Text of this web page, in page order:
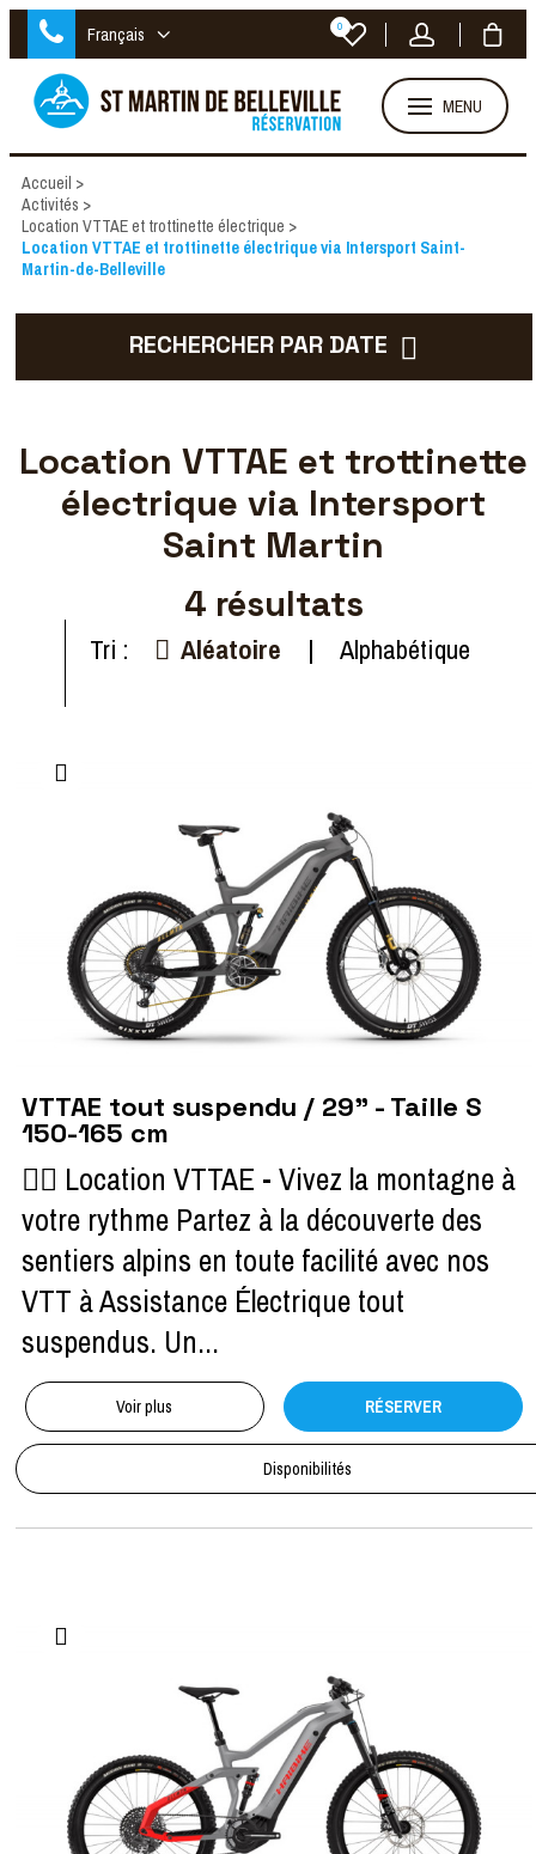
Français 0
MENU
Accueil >
Activités >
Location VTTAE et trottinette électrique >
Location VTTAE et trottinette électrique via Intersport Saint-
Martin-de-Belleville
RECHERCHER PAR DATE
Location VTTAE et trottinette
électrique via Intersport
Saint Martin
4 résultats
Tri : Aléatoire Alphabétique
VTTAE tout suspendu / 29" - Taille S
150-165 cm
🚴‍♀️ Location VTTAE - Vivez la montagne à
votre rythme Partez à la découverte des
sentiers alpins en toute facilité avec nos
VTT à Assistance Électrique tout
suspendus. Un...
Voir plus RÉSERVER
Disponibilités